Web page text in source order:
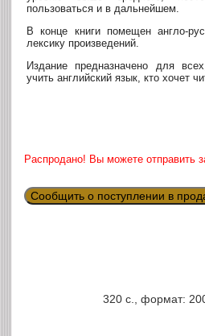
пользоваться и в дальнейшем.
В конце книги помещен англо-
лексику произведений.
Издание предназначено для
учить английский язык, кто хочет
Распродано! Вы можете отправить
Сообщить о поступлении в
320 с., формат: